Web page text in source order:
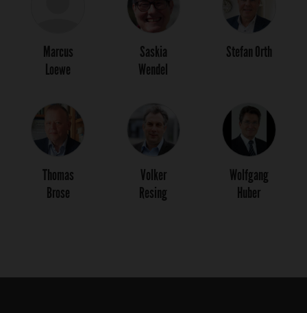
Marcus
Loewe
Saskia
Wendel
Stefan Orth
Thomas
Brose
Volker
Resing
Wolfgang
Huber